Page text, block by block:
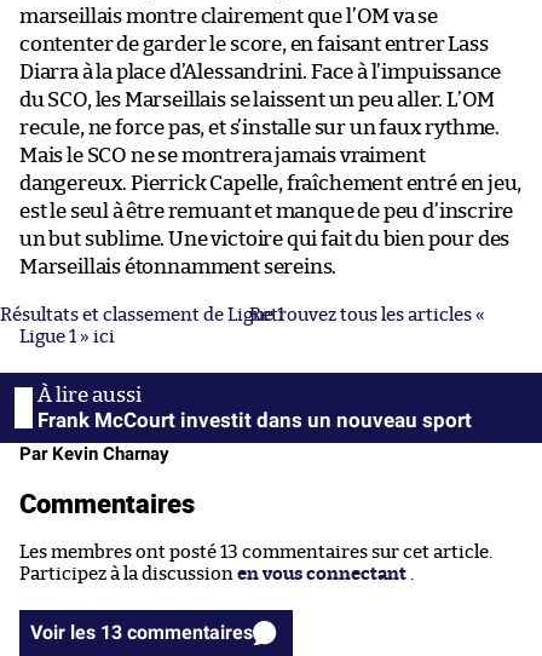
marseillais montre clairement que l’OM va se
contenter de garder le score, en faisant entrer Lass
Diarra à la place d’Alessandrini. Face à l’impuissance
du SCO, les Marseillais se laissent un peu aller. L’OM
recule, ne force pas, et s’installe sur un faux rythme.
Mais le SCO ne se montrera jamais vraiment
dangereux. Pierrick Capelle, fraîchement entré en jeu,
est le seul à être remuant et manque de peu d’inscrire
un but sublime. Une victoire qui fait du bien pour des
Marseillais étonnamment sereins.
Résultats et classement de Ligue 1Retrouvez tous les articles «
Ligue 1 » ici
Frank McCourt investit dans un nouveau sport
Par Kevin Charnay
Commentaires
Les membres ont posté 13 commentaires sur cet article.
Participez à la discussion en vous connectant
Voir les 13 commentaires